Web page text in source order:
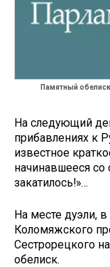
Памятный
На следующий
прибавлениях к
известное
начинавшееся со
закатилось!»…
На месте дуэли,
Коломяжского
Сестрорецкого
обелиск.